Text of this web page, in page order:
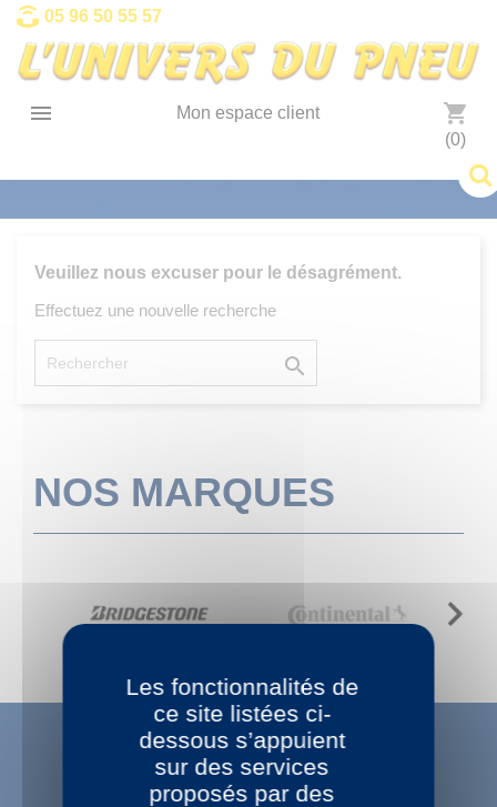
05 96 50 55 57
 Mon espace client shopping_cart
(0)
Veuillez nous excuser pour le désagrément.
Effectuez une nouvelle recherche

NOS MARQUES
Panneau de gestion des cookies
Les fonctionnalités de
ce site listées ci-
dessous s’appuient
sur des services
proposés par des